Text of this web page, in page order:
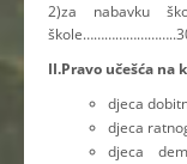
2)za nabavku
II.Pravo učešća na
djeca
djeca
djeca